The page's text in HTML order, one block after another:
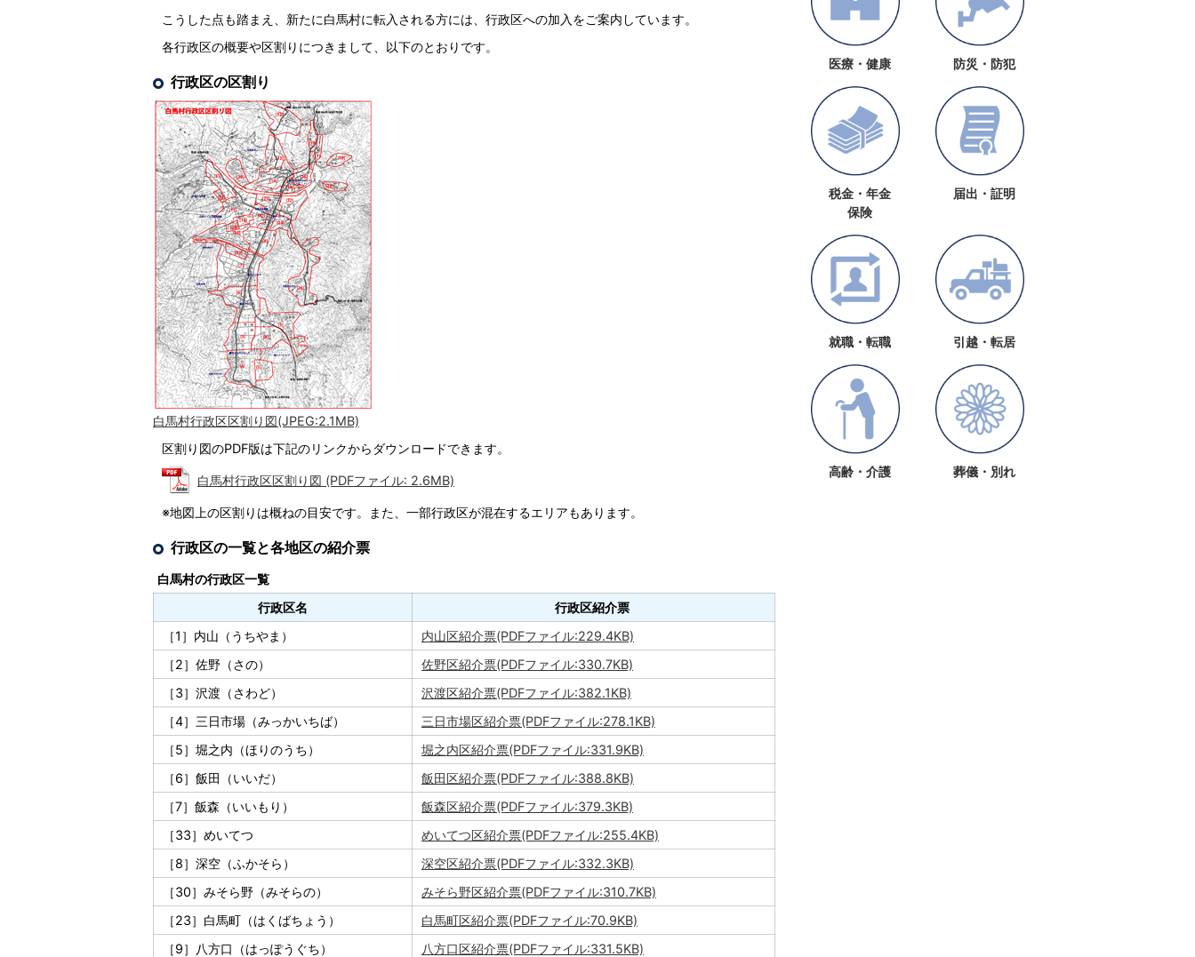
こうした点も踏まえ、新たに白馬村に転入される方には、行政区への加入をご案内しています。
各行政区の概要や区割りにつきまして、以下のとおりです。
行政区の区割り
白馬村行政区区割り図(JPEG:2.1MB)
区割り図のPDF版は下記のリンクからダウンロードできます。
白馬村行政区区割り図 (PDFファイル: 2.6MB)
※地図上の区割りは概ねの目安です。また、一部行政区が混在するエリアもあります。
行政区の一覧と各地区の紹介票
白馬村の行政区一覧
行政区名
行政区紹介票
［1］内山（うちやま）
内山区紹介票(PDFファイル:229.4KB)
［2］佐野（さの）
佐野区紹介票(PDFファイル:330.7KB)
［3］沢渡（さわど）
沢渡区紹介票(PDFファイル:382.1KB)
［4］三日市場（みっかいちば）
三日市場区紹介票(PDFファイル:278.1KB)
［5］堀之内（ほりのうち）
堀之内区紹介票(PDFファイル:331.9KB)
［6］飯田（いいだ）
飯田区紹介票(PDFファイル:388.8KB)
［7］飯森（いいもり）
飯森区紹介票(PDFファイル:379.3KB)
［33］めいてつ
めいてつ区紹介票(PDFファイル:255.4KB)
［8］深空（ふかそら）
深空区紹介票(PDFファイル:332.3KB)
［30］みそら野（みそらの）
みそら野区紹介票(PDFファイル:310.7KB)
［23］白馬町（はくばちょう）
白馬町区紹介票(PDFファイル:70.9KB)
［9］八方口（はっぽうぐち）
八方口区紹介票(PDFファイル:331.5KB)
医療・健康 防災・防犯
税金・年金
保険
届出・証明
就職・転職 引越・転居
高齢・介護 葬儀・別れ